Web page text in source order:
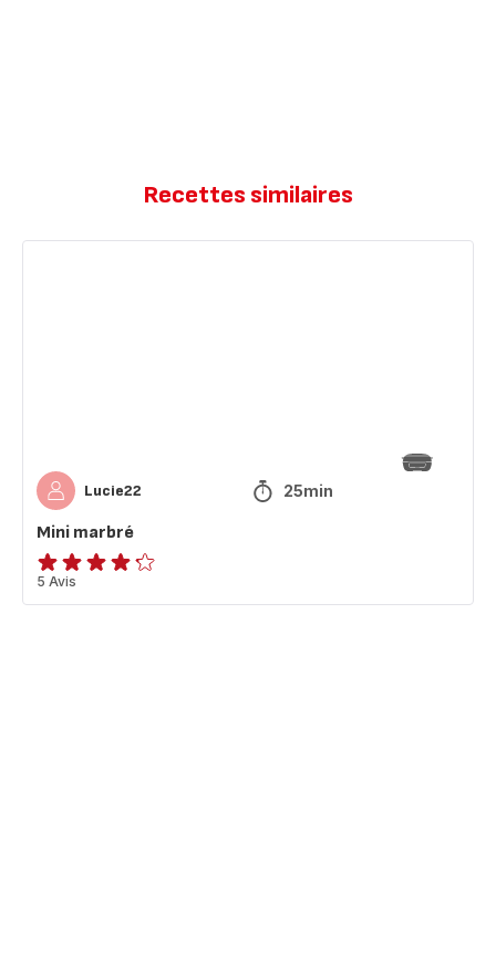
Recettes similaires
Lucie22 25min
Mini marbré
ratings.4.2
5 Avis